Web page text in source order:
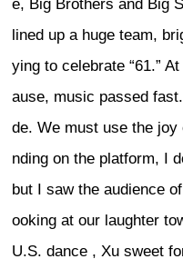
e, Big Brothers and Big
lined up a huge team,
ying to celebrate “61.”
ause, music passed
de. We must use the joy
nding on the platform, I
but I saw the audience
ooking at our laughter
U.S. dance , Xu sweet